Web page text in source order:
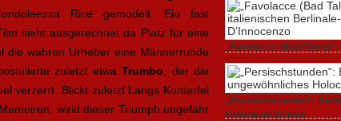
Rice gemodelt. Ein fast
sieht ausgerechnet da Platz für eine
die wahren Urheber eine Männerrunde
zuletzt etwa Trumbo , der die
verzerrt. Blickt zuletzt Langs Konterfei
wirkt dieser Triumph ungefähr
„Favolacce (Bad
Berlinale-Beitrags der
25. Februar 2020,2
„Persischstunden“:
Holocaust-Drama